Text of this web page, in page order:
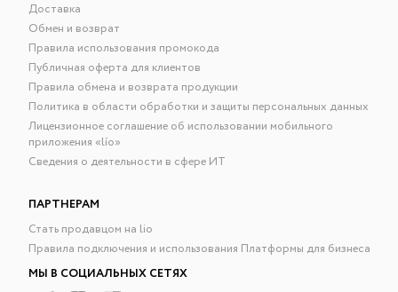
Доставка
Обмен и возврат
Правила использования промокода
Публичная оферта для клиентов
Правила обмена и возврата продукции
Политика в области обработки и защиты персональных данных
Лицензионное соглашение об использовании мобильного
приложения «lío»
Сведения о деятельности в сфере ИТ
ПАРТНЕРАМ
Стать продавцом на lio
Правила подключения и использования Платформы для бизнеса
МЫ В СОЦИАЛЬНЫХ СЕТЯХ